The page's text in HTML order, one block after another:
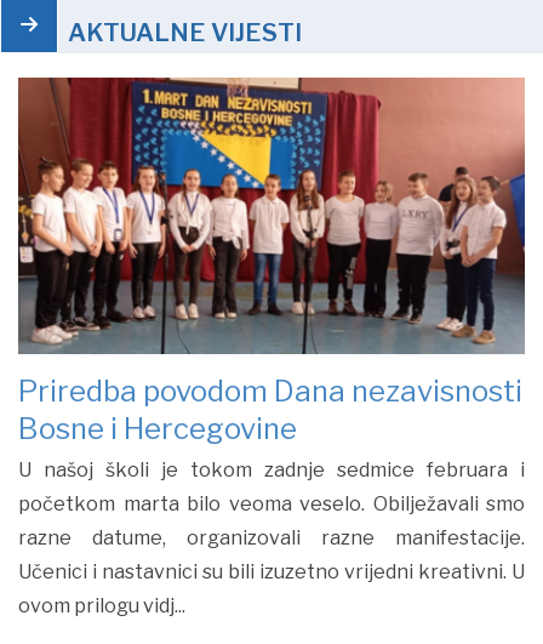
AKTUALNE VIJESTI
Priredba povodom Dana nezavisnosti
Bosne i Hercegovine
U našoj školi je tokom zadnje sedmice februara i
početkom marta bilo veoma veselo. Obilježavali smo
razne datume, organizovali razne manifestacije.
Učenici i nastavnici su bili izuzetno vrijedni kreativni. U
ovom prilogu vidj...